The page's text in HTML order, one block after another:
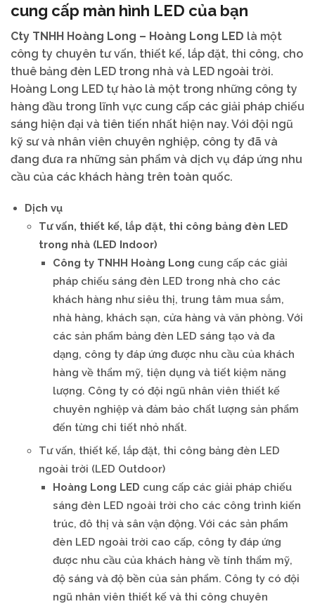
cung cấp màn hình LED của bạn
Cty TNHH Hoàng Long – Hoàng Long LED là một
công ty chuyên tư vấn, thiết kế, lắp đặt, thi công, cho
thuê bảng đèn LED trong nhà và LED ngoài trời.
Hoàng Long LED tự hào là một trong những công ty
hàng đầu trong lĩnh vực cung cấp các giải pháp chiếu
sáng hiện đại và tiên tiến nhất hiện nay. Với đội ngũ
kỹ sư và nhân viên chuyên nghiệp, công ty đã và
đang đưa ra những sản phẩm và dịch vụ đáp ứng nhu
cầu của các khách hàng trên toàn quốc.
Dịch vụ
Tư vấn, thiết kế, lắp đặt, thi công bảng đèn LED
trong nhà (LED Indoor)
Công ty TNHH Hoàng Long cung cấp các giải
pháp chiếu sáng đèn LED trong nhà cho các
khách hàng như siêu thị, trung tâm mua sắm,
nhà hàng, khách sạn, cửa hàng và văn phòng. Với
các sản phẩm bảng đèn LED sáng tạo và đa
dạng, công ty đáp ứng được nhu cầu của khách
hàng về thẩm mỹ, tiện dụng và tiết kiệm năng
lượng. Công ty có đội ngũ nhân viên thiết kế
chuyên nghiệp và đảm bảo chất lượng sản phẩm
đến từng chi tiết nhỏ nhất.
Tư vấn, thiết kế, lắp đặt, thi công bảng đèn LED
ngoài trời (LED Outdoor)
Hoàng Long LED cung cấp các giải pháp chiếu
sáng đèn LED ngoài trời cho các công trình kiến
trúc, đô thị và sân vận động. Với các sản phẩm
đèn LED ngoài trời cao cấp, công ty đáp ứng
được nhu cầu của khách hàng về tính thẩm mỹ,
độ sáng và độ bền của sản phẩm. Công ty có đội
ngũ nhân viên thiết kế và thi công chuyên